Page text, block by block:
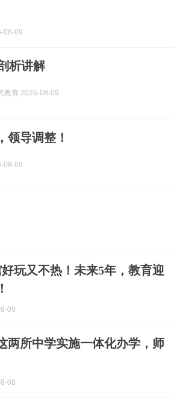
08-09
析讲解
教育 2026-08-09
领导调整！
08-09
玩又不热！未来5年，教育迎
09
两所中学实施一体化办学，师
08